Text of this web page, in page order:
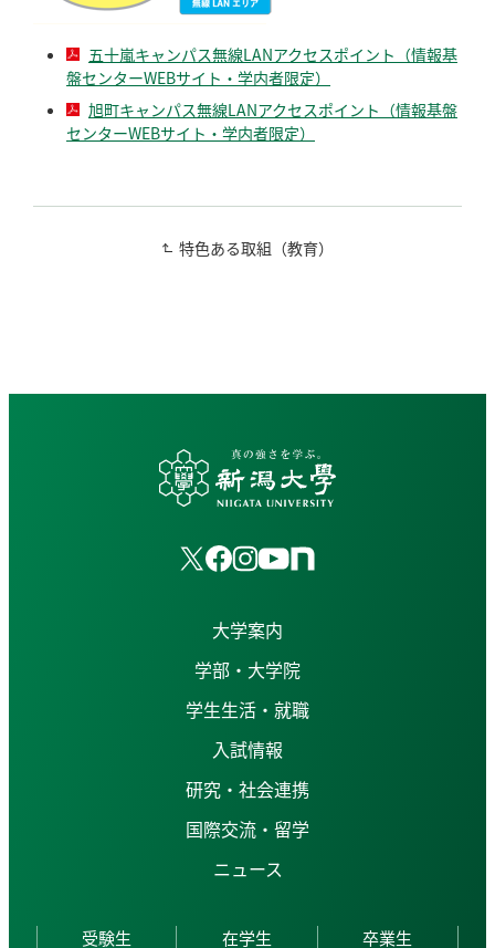
五十嵐キャンパス無線LANアクセスポイント（情報基
盤センターWEBサイト・学内者限定）
旭町キャンパス無線LANアクセスポイント（情報基盤
センターWEBサイト・学内者限定）
特色ある取組（教育）
大学案内
学部・大学院
学生生活・就職
入試情報
研究・社会連携
国際交流・留学
ニュース
受験生 在学生 卒業生